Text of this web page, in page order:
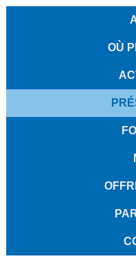
OÙ